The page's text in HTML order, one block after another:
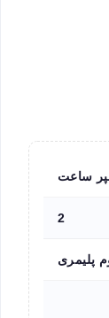
2
پلیمری